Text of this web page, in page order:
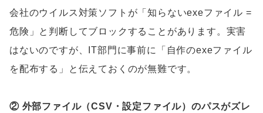
会社のウイルス対策ソフトが「知らないexeファイル =
危険」と判断してブロックすることがあります。実害
はないのですが、IT部門に事前に「自作のexeファイル
を配布する」と伝えておくのが無難です。
② 外部ファイル（CSV・設定ファイル）のパスがズレ